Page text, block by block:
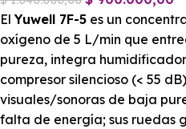
ElYuwell 7F-5 es un
oxígeno de 5 L/min que
pureza, integra
compresor silencioso (< 55
visuales/sonoras de baja
falta de energía; sus ruedas